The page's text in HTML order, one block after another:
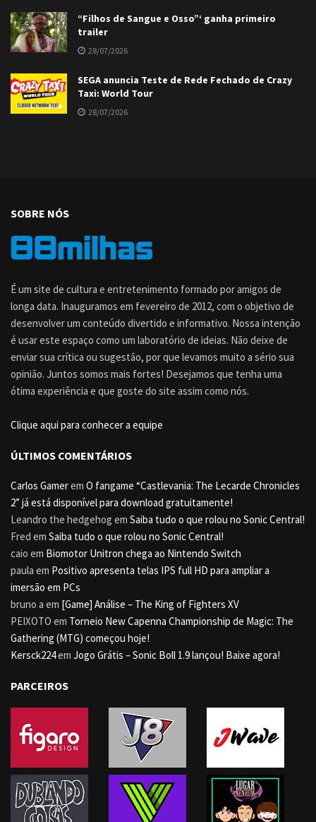
“Filhos de Sangue e Osso”‘ ganha primeiro
trailer
28/07/2026
SEGA anuncia Teste de Rede Fechado de Crazy
Taxi: World Tour
28/07/2026
SOBRE NÓS
É um site de cultura e entretenimento formado por amigos de
longa data. Inauguramos em fevereiro de 2012, com o objetivo de
desenvolver um conteúdo divertido e informativo. Nossa intenção
é usar este espaço como um laboratório de ideias. Não deixe de
enviar sua crítica ou sugestão, por que levamos muito a sério sua
opinião. Juntos somos mais fortes! Desejamos que tenha uma
ótima experiência e que goste do site assim como nós.
Clique aqui para conhecer a equipe
ÚLTIMOS COMENTÁRIOS
Carlos Gamerem O fangame “Castlevania: The Lecarde Chronicles
2” já está disponível para download gratuitamente!
Leandro the hedgehog em Saiba tudo o que rolou no Sonic Central!
Fred em Saiba tudo o que rolou no Sonic Central!
caio em Biomotor Unitron chega ao Nintendo Switch
paula em Positivo apresenta telas IPS full HD para ampliar a
imersão em PCs
bruno a em [Game] Análise – The King of Fighters XV
PEIXOTO em Torneio New Capenna Championship de Magic: The
Gathering (MTG) começou hoje!
Kersck224em Jogo Grátis – Sonic Boll 1.9 lançou! Baixe agora!
PARCEIROS